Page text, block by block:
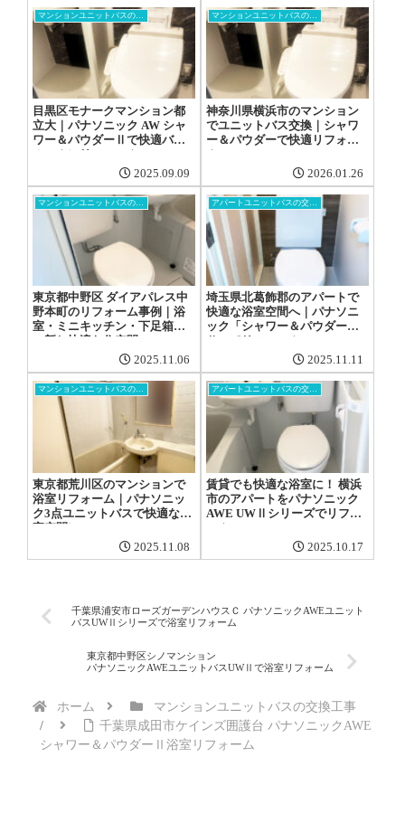
目黒区モナークマンション都
立大｜パナソニック AW シャ
ワー＆パウダーⅡで快適バス
ルームにリフォーム
2025.09.09
神奈川県横浜市のマンション
でユニットバス交換｜シャワ
ー＆パウダーで快適リフォー
ム
2026.01.26
東京都中野区 ダイアパレス中
野本町のリフォーム事例｜浴
室・ミニキッチン・下足箱を
一新し快適な住空間へ
2025.11.06
埼玉県北葛飾郡のアパートで
快適な浴室空間へ｜パナソニ
ック「シャワー＆パウダー
Ⅱ」でリフォーム
2025.11.11
マンションユニットバスの交換工事
東京都荒川区のマンションで
浴室リフォーム｜パナソニッ
ク3点ユニットバスで快適な浴
室空間に
2025.11.08
アパートユニットバスの交換工事
賃貸でも快適な浴室に！ 横浜
市のアパートをパナソニック
AWE UWⅡシリーズでリフォ
ーム
2025.10.17
千葉県浦安市ローズガーデンハウスＣ パナソニックAWEユニット
バスUWⅡシリーズで浴室リフォーム
東京都中野区シノマンション
パナソニックAWEユニットバスUWⅡで浴室リフォーム
ホーム
マンションユニットバスの交換工事
千葉県成田市ケインズ囲護台 パナソニックAWE
シャワー＆パウダーⅡ浴室リフォーム